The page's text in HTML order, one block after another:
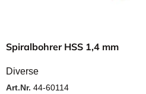
Spiralbohrer HSS 1,4 mm
Diverse
Art.Nr. 44-60114